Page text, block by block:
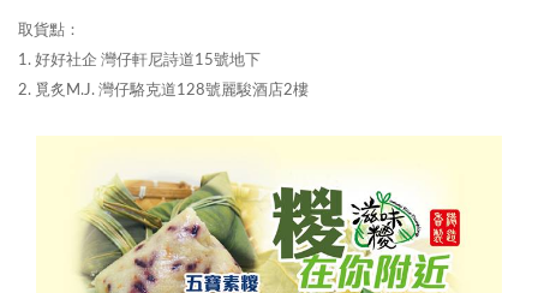
取貨點：
1. 好好社企 灣仔軒尼詩道15號地下
2. 覓炙M.J. 灣仔駱克道128號麗駿酒店2樓